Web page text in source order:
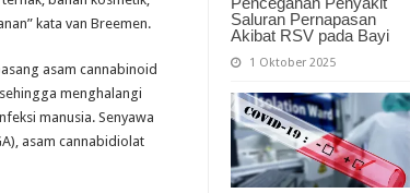
Saluran Pernapasan
Akibat RSV pada Bayi
1 Oktober 2025
kata van Breemen.
asam cannabinoid
menghalangi
manusia. Senyawa
asam cannabidiolat